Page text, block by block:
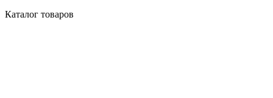
Каталог товаров